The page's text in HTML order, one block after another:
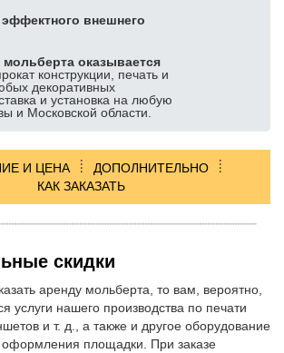
травы
ИЗДЕЛИЯ:
эффектного внешнего
оказывается
конструкции, печать и
декоративных
и установка на любую
и Московской области.
И ЦЕНА
ДОПОЛНИТЕЛЬНО
КАК ЗАКАЗАТЬ
скидки
аренду мольберта, то вам, вероятно,
услуги нашего производства по печати
и т. д., а также и другое оборудование
оформления площадки. При заказе